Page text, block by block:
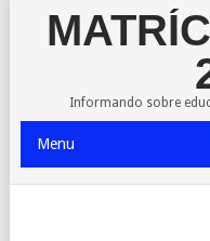
Informando sobre
Menu